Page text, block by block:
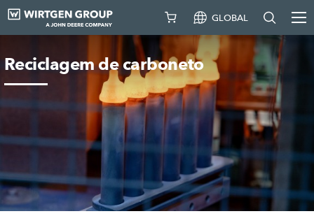
GLOBAL
Reciclagem de carboneto